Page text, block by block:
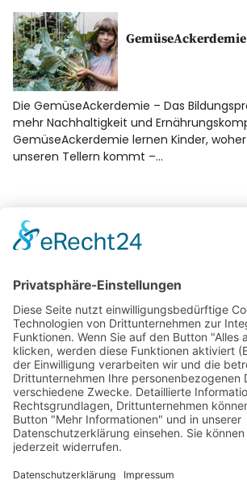
GemüseAckerdemie
Die GemüseAckerdemie – Das
mehr Nachhaltigkeit und
GemüseAckerdemie lernen Kinder,
unseren Tellern kommt –…
Das NABU BNE-Regionalzentrum im
betreut die Paderborner Naturschule
Ansprechpartner für Bildung für
Entwicklung (BNE) im Kreis Paderborn.